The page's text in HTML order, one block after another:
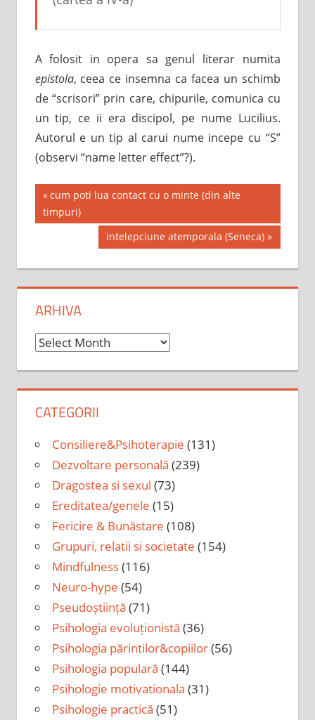
A folosit in opera sa genul literar numita
epistola, ceea ce insemna ca facea un schimb
de “scrisori” prin care, chipurile, comunica cu
un tip, ce ii era discipol, pe nume Lucilius.
Autorul e un tip al carui nume incepe cu “S”
(observi “name letter effect”?).
Post
navigation
Previous
Post:
cum poti lua contact cu o minte (din alte
timpuri)
Next
Post:
intelepciune atemporala (Seneca)
ARHIVA
Arhiva
CATEGORII
Consiliere&Psihoterapie (131)
Dezvoltare personală (239)
Dragostea si sexul (73)
Ereditatea/genele (15)
Fericire & Bunăstare (108)
Grupuri, relatii si societate (154)
Mindfulness(116)
Neuro-hype (54)
Pseudoștiință (71)
Psihologia evoluționistă (36)
Psihologia părintilor&copiilor(56)
Psihologia populară (144)
Psihologie motivationala (31)
Psihologie practică (51)